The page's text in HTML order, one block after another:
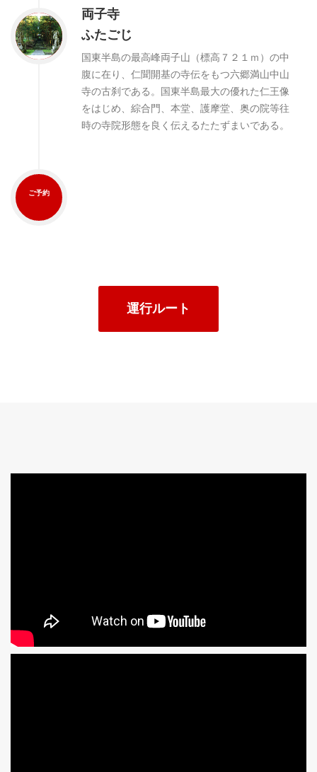
両子寺
ふたごじ
国東半島の最高峰両子山（標高７２１ｍ）の中
腹に在り、仁聞開基の寺伝をもつ六郷満山中山
寺の古刹である。国東半島最大の優れた仁王像
をはじめ、綜合門、本堂、護摩堂、奥の院等往
時の寺院形態を良く伝えるたたずまいである。
ご予約
運行ルート